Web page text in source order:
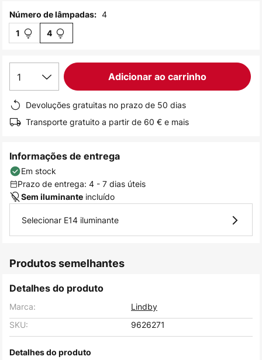
Número de lâmpadas: 4
1 4
1 Adicionar ao carrinho
Devoluções gratuitas no prazo de 50 dias
Transporte gratuito a partir de 60 € e mais
Informações de entrega
Em stock
Prazo de entrega: 4 - 7 dias úteis
Sem iluminante incluído
Selecionar E14 iluminante
Produtos semelhantes
Detalhes do produto
Marca:
Lindby
SKU:
9626271
Detalhes do produto